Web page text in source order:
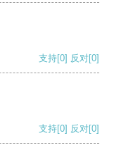
支持[0] 反对[0]
支持[0] 反对[0]